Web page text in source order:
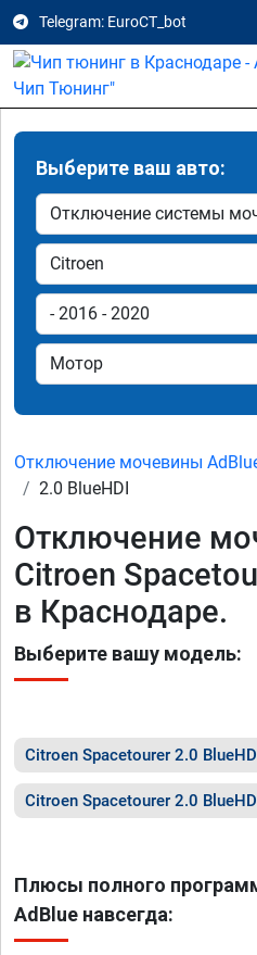
Telegram: EuroCT_bot
Выберите ваш авто:
Отключение мочевины
2.0 BlueHDI
Отключение
Citroen
в Краснодаре.
Выберите вашу модель:
Citroen Spacetourer 2.0
Citroen Spacetourer 2.0
Плюсы полного
AdBlue навсегда: